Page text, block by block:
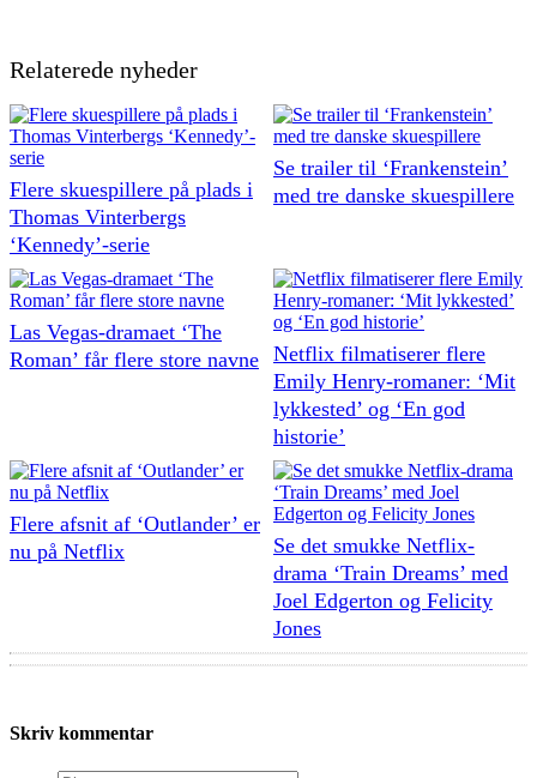
Relaterede nyheder
Flere skuespillere på plads i
Thomas Vinterbergs
‘Kennedy’-serie
Se trailer til ‘Frankenstein’
med tre danske skuespillere
Las Vegas-dramaet ‘The
Roman’ får flere store navne Netflix filmatiserer flere
Emily Henry-romaner: ‘Mit
lykkested’ og ‘En god
historie’
Flere afsnit af ‘Outlander’ er
nu på Netflix
Se det smukke Netflix-
drama ‘Train Dreams’ med
Joel Edgerton og Felicity
Jones
Skriv kommentar